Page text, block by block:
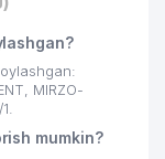
796 м
MIRZO-
mumkin?